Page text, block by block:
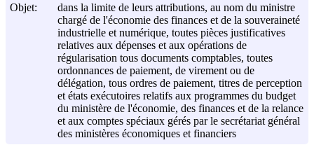
Objet:
dans la limite de leurs attributions, au nom du ministre
chargé de l'économie des finances et de la souveraineté
industrielle et numérique, toutes pièces justificatives
relatives aux dépenses et aux opérations de
régularisation tous documents comptables, toutes
ordonnances de paiement, de virement ou de
délégation, tous ordres de paiement, titres de perception
et états exécutoires relatifs aux programmes du budget
du ministère de l'économie, des finances et de la relance
et aux comptes spéciaux gérés par le secrétariat général
des ministères économiques et financiers